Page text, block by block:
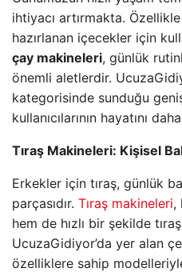
ihtiyacı artırmakta.
hazırlanan içecekler için
çay makineleri, günlük
önemli aletlerdir.
kategorisinde sunduğu
kullanıcılarının hayatını
Tıraş Makineleri: Kişisel
Erkekler için tıraş, günlük
parçasıdır. Tıraş makineleri,
hem de hızlı bir şekilde
UcuzaGidiyor’da yer alan
özelliklere sahip